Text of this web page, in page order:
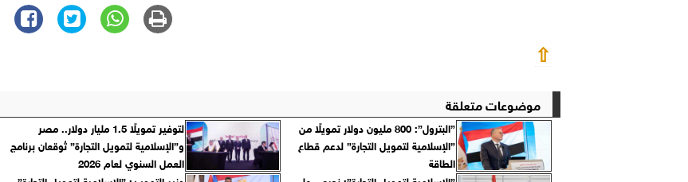
⇧
موضوعات متعلقة
”البترول”: 800 مليون دولار تمويلًا من
”الإسلامية لتمويل التجارة” لدعم قطاع
الطاقة
لتوفير تمويلًا 1.5 مليار دولار.. مصر
و”الإسلامية لتمويل التجارة” تُوقعان برنامج
العمل السنوي لعام 2026